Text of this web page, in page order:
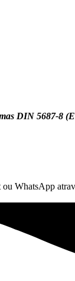
DIN 5687-8
WhatsApp